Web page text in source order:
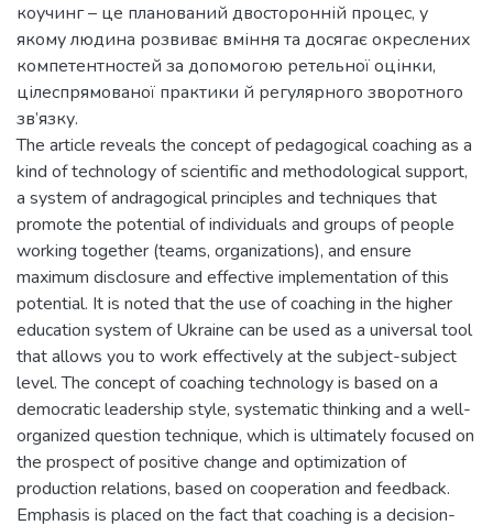
коучинг – це планований двосторонній процес, у
якому людина розвиває вміння та досягає окреслених
компетентностей за допомогою ретельної оцінки,
цілеспрямованої практики й регулярного зворотного
зв’язку.
The article reveals the concept of pedagogical coaching as a
kind of technology of scientific and methodological support,
a system of andragogical principles and techniques that
promote the potential of individuals and groups of people
working together (teams, organizations), and ensure
maximum disclosure and effective implementation of this
potential. It is noted that the use of coaching in the higher
education system of Ukraine can be used as a universal tool
that allows you to work effectively at the subject-subject
level. The concept of coaching technology is based on a
democratic leadership style, systematic thinking and a well-
organized question technique, which is ultimately focused on
the prospect of positive change and optimization of
production relations, based on cooperation and feedback.
Emphasis is placed on the fact that coaching is a decision-